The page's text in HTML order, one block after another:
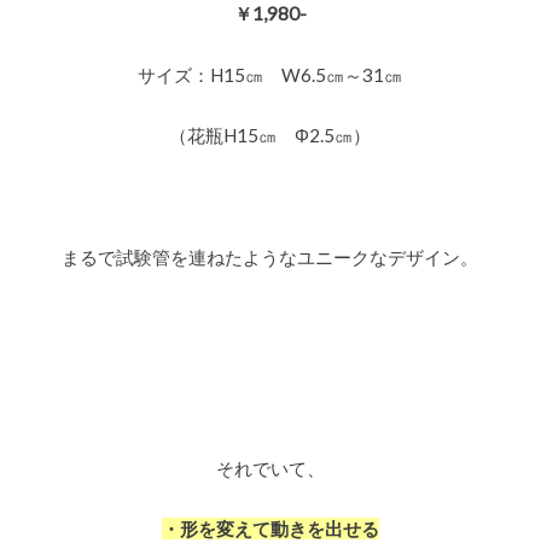
￥1,980-
サイズ：H15㎝ W6.5㎝～31㎝
（花瓶H15㎝ Φ2.5㎝）
まるで試験管を連ねたようなユニークなデザイン。
それでいて、
・形を変えて動きを出せる